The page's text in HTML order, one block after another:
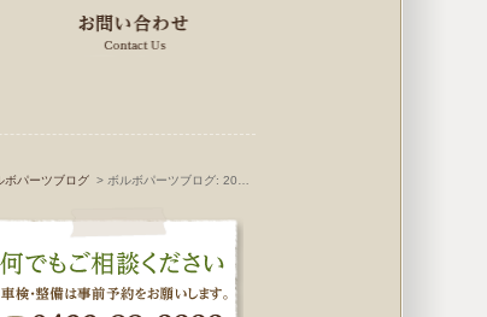
ボパーツブログ